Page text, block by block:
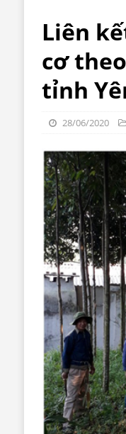
Liên
cơ
tỉnh
28/06/2020